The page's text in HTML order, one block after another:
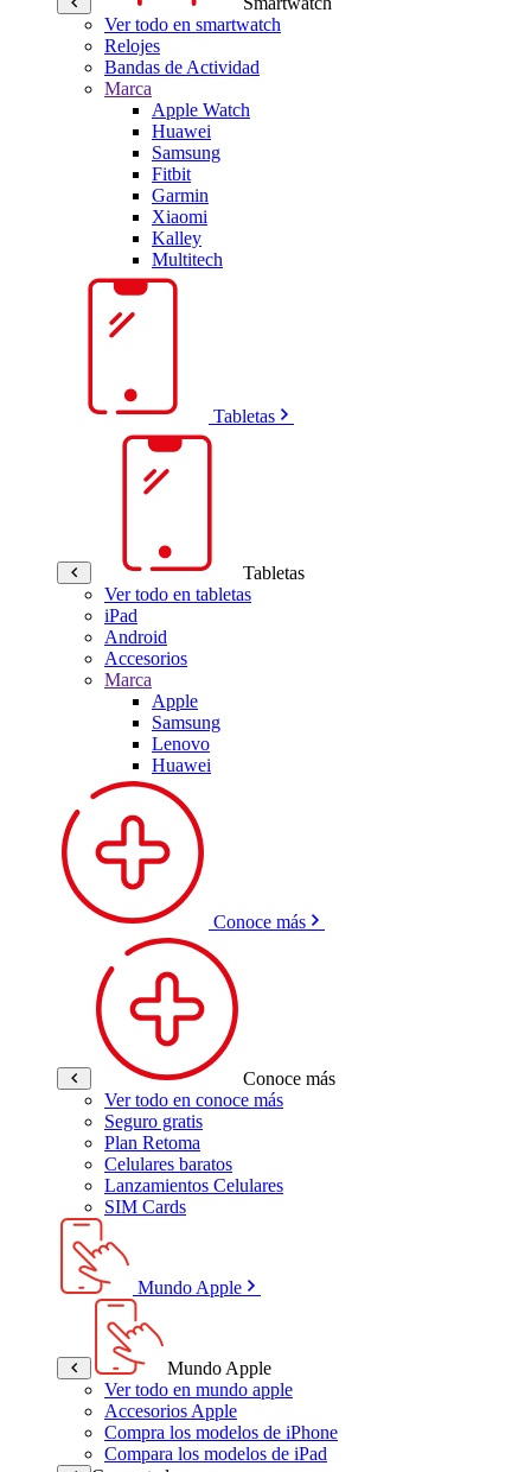
Ver todo en smartwatch
Relojes
Bandas de Actividad
Marca
Apple Watch
Huawei
Samsung
Fitbit
Garmin
Xiaomi
Kalley
Multitech
Tabletas
Tabletas
Ver todo en tabletas
iPad
Android
Accesorios
Marca
Apple
Samsung
Lenovo
Huawei
Conoce más
Conoce más
Ver todo en conoce más
Seguro gratis
Plan Retoma
Celulares baratos
Lanzamientos Celulares
SIM Cards
Mundo Apple
Mundo Apple
Ver todo en mundo apple
Accesorios Apple
Compra los modelos de iPhone
Compara los modelos de iPad